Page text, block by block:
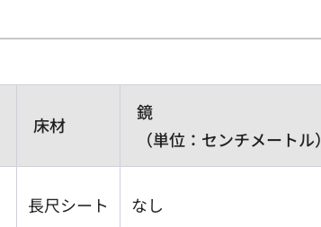
床材
鏡
（単位：センチメートル）
長尺シート なし